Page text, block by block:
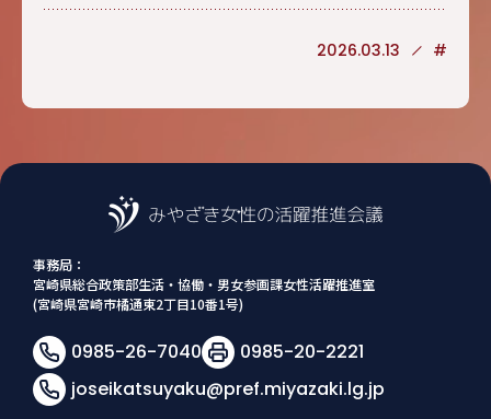
2026.03.13 #
事務局：
宮崎県総合政策部生活・協働・男女参画課女性活躍推進室
(宮崎県宮崎市橘通東2丁目10番1号)
0985-26-7040
0985-20-2221
joseikatsuyaku@pref.miyazaki.lg.jp